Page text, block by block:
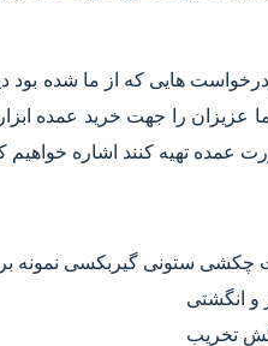
هایی که از ما شده بود
شما عزیزان را جهت خرید عمده
عمده تهیه کنند اشاره خواهیم
چکشی ستونی گیربکسی نمونه
و انگشتی
تخریب